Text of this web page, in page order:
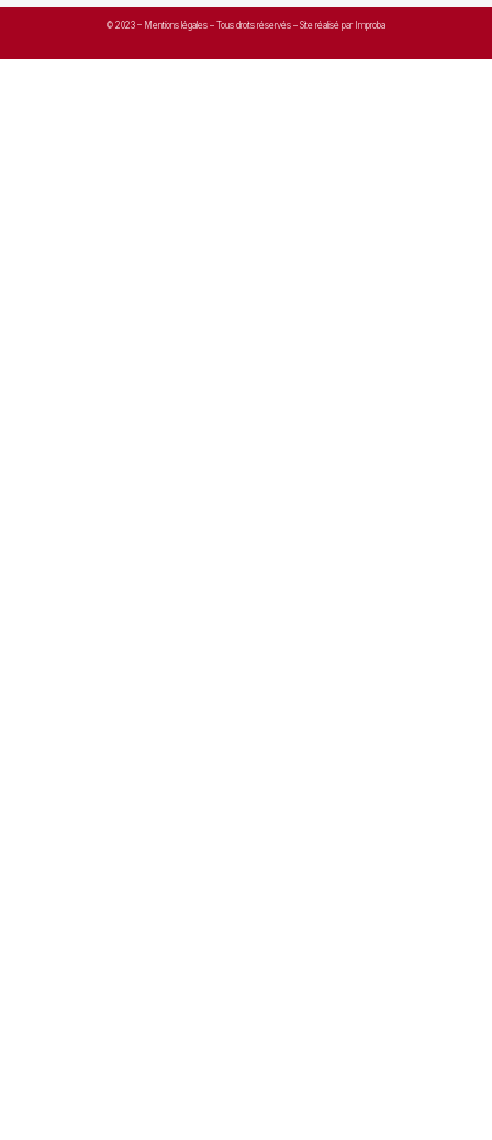
© 2023 – Mentions légales – Tous droits réservés – Site réalisé par Improba